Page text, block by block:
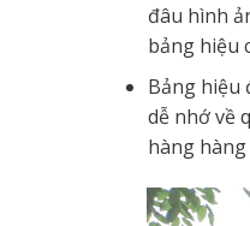
đâu hình
bảng hiệu
Bảng hiệu
dễ nhớ về
hàng